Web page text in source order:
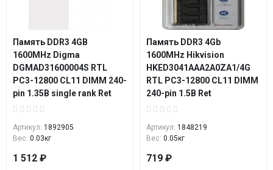
Память DDR3 4GB
1600MHz Digma
DGMAD31600004S RTL
PC3-12800 CL11 DIMM 240-
pin 1.35В single rank Ret
Артикул: 1892905
Вес: 0.03кг
1 512 ₽
Память DDR3 4Gb
1600MHz Hikvision
HKED3041AAA2A0ZA1/4G
RTL PC3-12800 CL11 DIMM
240-pin 1.5В Ret
Артикул: 1848219
Вес: 0.05кг
719 ₽